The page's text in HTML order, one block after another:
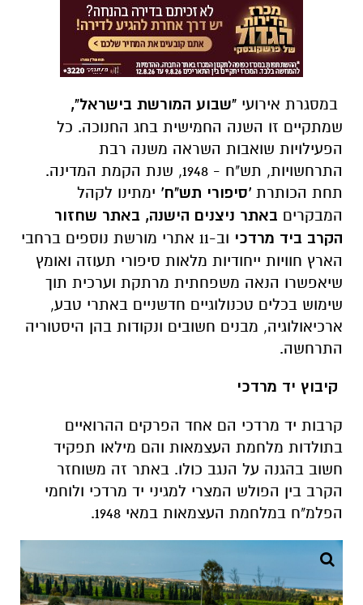
במסגרת אירועי "שבוע המורשת בישראל",
שמתקיים זו השנה החמישית בחג החנוכה. כל
הפעילויות שואבות השראה משנה רבת
התרחשויות, תש"ח - 1948, שנת הקמת המדינה.
תחת הכותרת 'סיפורי תש"ח' ימתינו לקהל
המבקרים באתר ניצנים הישנה, באתר שחזור
הקרב ביד מרדכי
וב-11 אתרי מורשת נוספים ברחבי
הארץ חוויות ייחודיות מלאות סיפורי תעוזה ואומץ
שיאפשרו הנאה משפחתית מרתקת וערכית תוך
שימוש בכלים טכנולוגיים חדשניים באתרי טבע,
ארכיאולוגיה, מבנים חשובים ונקודות בהן היסטוריה
התרחשה.
קיבוץ יד מרדכי
קרבות יד מרדכי הם אחד הפרקים ההרואיים
בתולדות מלחמת העצמאות והם מילאו תפקיד
חשוב בהגנה על הנגב כולו. באתר זה משוחזר
הקרב בין הפולש המצרי למגיני יד מרדכי ולוחמי
הפלמ"ח במלחמת העצמאות במאי 1948.